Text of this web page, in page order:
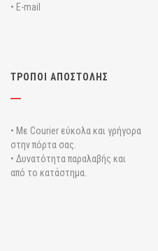
• E-mail
ΤΡΟΠΟΙ ΑΠΟΣΤΟΛΗΣ
• Με Courier εύκολα και γρήγορα
στην πόρτα σας.
• Δυνατότητα παραλαβής και
από το κατάστημα.